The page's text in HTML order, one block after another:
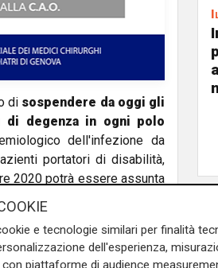
di sospendere da oggi gli
degenza in ogni polo
dell'infezione da
portatori di disabilità,
2020 potrà essere assunta
osservando comunque
con misurazione della
14 giorni).
e tecnologie similari per finalità
dell'esperienza,
piattaforme di audience